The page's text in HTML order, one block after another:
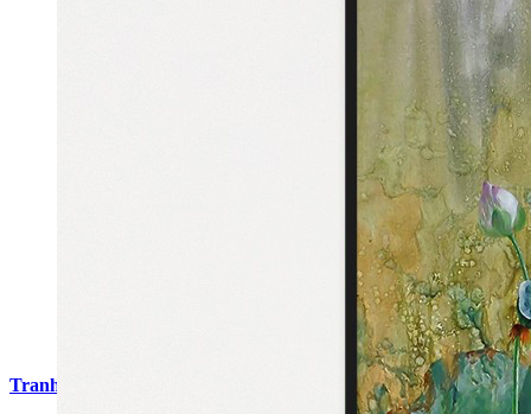
Tranh Cá Chép Hoa Sen Phòng Ăn G2